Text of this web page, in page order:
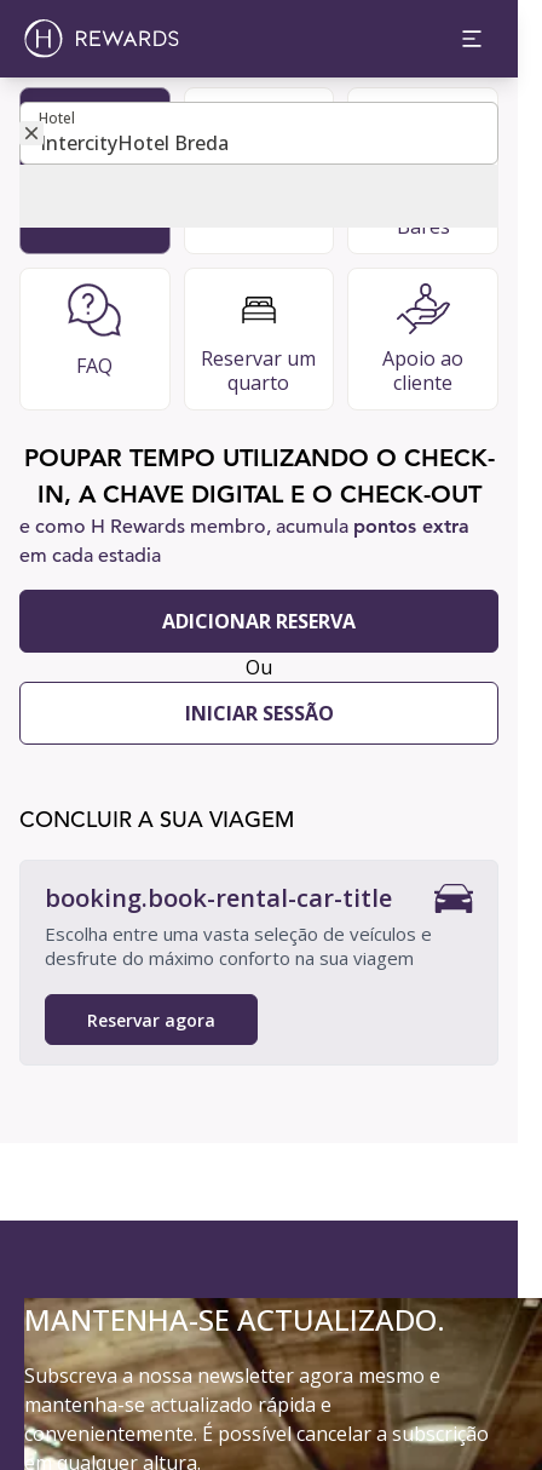
Hotel
Hotel
Bares
FAQ
Reservar um
quarto
Apoio ao
cliente
POUPAR TEMPO UTILIZANDO O CHECK-
IN, A CHAVE DIGITAL E O CHECK-OUT
e como H Rewards membro, acumula pontos extra
em cada estadia
ADICIONAR RESERVA
Ou
INICIAR SESSÃO
CONCLUIR A SUA VIAGEM
booking.book-rental-car-title
Escolha entre uma vasta seleção de veículos e
desfrute do máximo conforto na sua viagem
Reservar agora
MANTENHA-SE ACTUALIZADO.
Subscreva a nossa newsletter agora mesmo e
mantenha-se actualizado rápida e
convenientemente. É possível cancelar a subscrição
em qualquer altura.